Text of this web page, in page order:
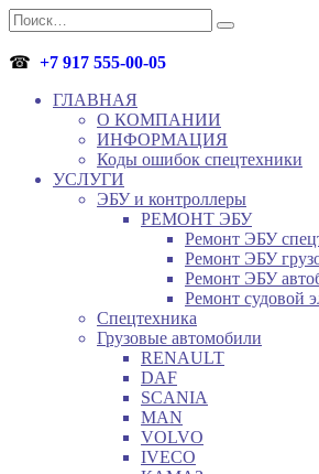
Перейти
к
содержанию
Search
for:
☎ +7 917 555-00-05
ГЛАВНАЯ
О КОМПАНИИ
ИНФОРМАЦИЯ
Коды ошибок спецтехники
УСЛУГИ
ЭБУ и контроллеры
РЕМОНТ ЭБУ
Ремонт ЭБУ
Ремонт ЭБУ
Ремонт ЭБУ
Ремонт судовой
Спецтехника
Грузовые автомобили
RENAULT
DAF
SCANIA
MAN
VOLVO
IVECO